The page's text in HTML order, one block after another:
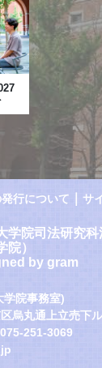
行について サ
学院司法研究
院）
by gram
学院事務室)
烏丸通上立売下ル
251-3069